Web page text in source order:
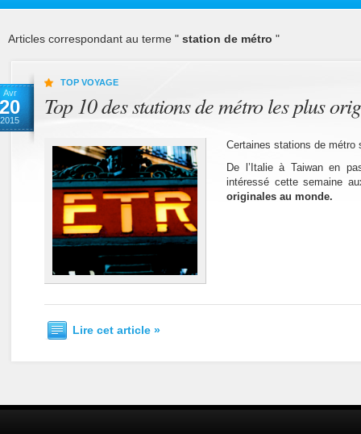
Articles correspondant au terme " station de métro "
Avr
20
2015
TOP VOYAGE
Top 10 des stations de métro les plus
Certaines stations de métro
De l’Italie à Taiwan en
intéressé cette semaine
originales au monde.
Lire cet article »